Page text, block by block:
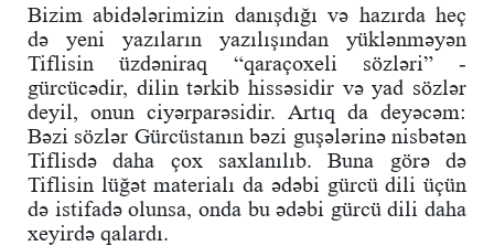
Bizim abidələrimizin danışdığı və hazırda heç
də yeni yazıların yazılışından yüklənməyən
Tiflisin üzdəniraq “qaraçoxeli sözləri” -
gürcücədir, dilin tərkib hissəsidir və yad sözlər
deyil, onun ciyərparəsidir. Artıq da deyəcəm:
Bəzi sözlər Gürcüstanın bəzi guşələrinə nisbətən
Tiflisdə daha çox saxlanılıb. Buna görə də
Tiflisin lüğət materialı da ədəbi gürcü dili üçün
də istifadə olunsa, onda bu ədəbi gürcü dili daha
xeyirdə qalardı.